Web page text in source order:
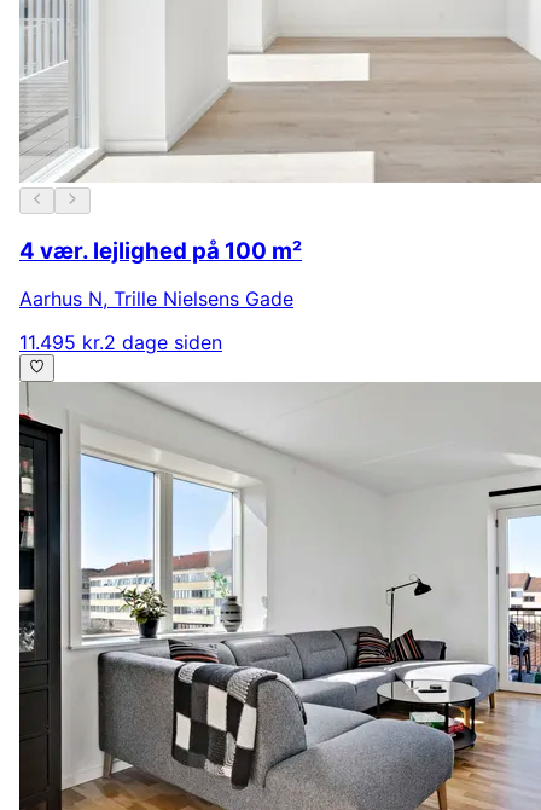
4 vær. lejlighed på 100 m²
Aarhus N, Trille Nielsens Gade
11.495 kr.2 dage siden